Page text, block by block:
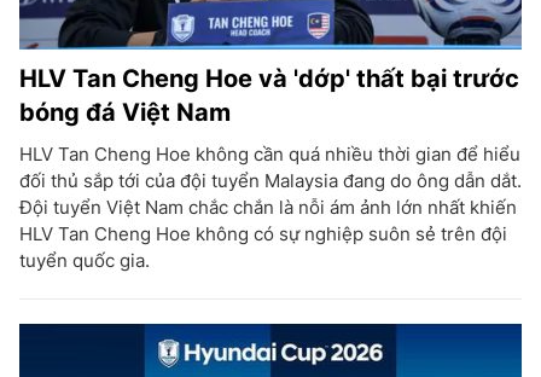
HLV Tan Cheng Hoe và 'dớp' thất bại trước
bóng đá Việt Nam
HLV Tan Cheng Hoe không cần quá nhiều thời gian để hiểu
đối thủ sắp tới của đội tuyển Malaysia đang do ông dẫn dắt.
Đội tuyển Việt Nam chắc chắn là nỗi ám ảnh lớn nhất khiến
HLV Tan Cheng Hoe không có sự nghiệp suôn sẻ trên đội
tuyển quốc gia.